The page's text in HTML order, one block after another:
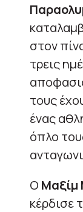
στον
τρεις
τους
ένας
όπλο
Ο
κέρδισε